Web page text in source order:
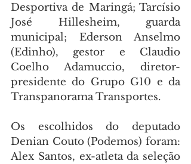
Desportiva de Maringá; Tarcísio
José Hillesheim, guarda
municipal; Ederson Anselmo
(Edinho), gestor e Claudio
Coelho Adamuccio, diretor-
presidente do Grupo G10 e da
Transpanorama Transportes.
Os escolhidos do deputado
Denian Couto (Podemos) foram:
Alex Santos, ex-atleta da seleção